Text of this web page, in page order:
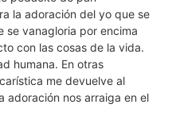
la adoración del yo que se
se vanagloria por encima
con las cosas de la vida.
humana. En otras
me devuelve al
adoración nos arraiga en el